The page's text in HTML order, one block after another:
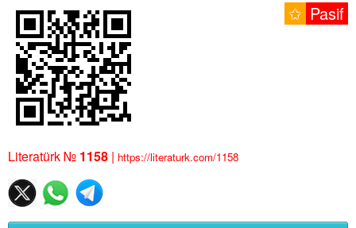
Pasif
✩
Literatürk № 1158 | https://literaturk.com/1158